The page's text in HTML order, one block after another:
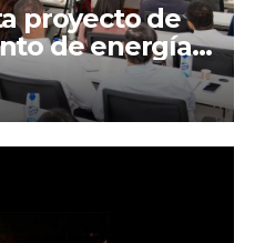
proyecto de
de energía